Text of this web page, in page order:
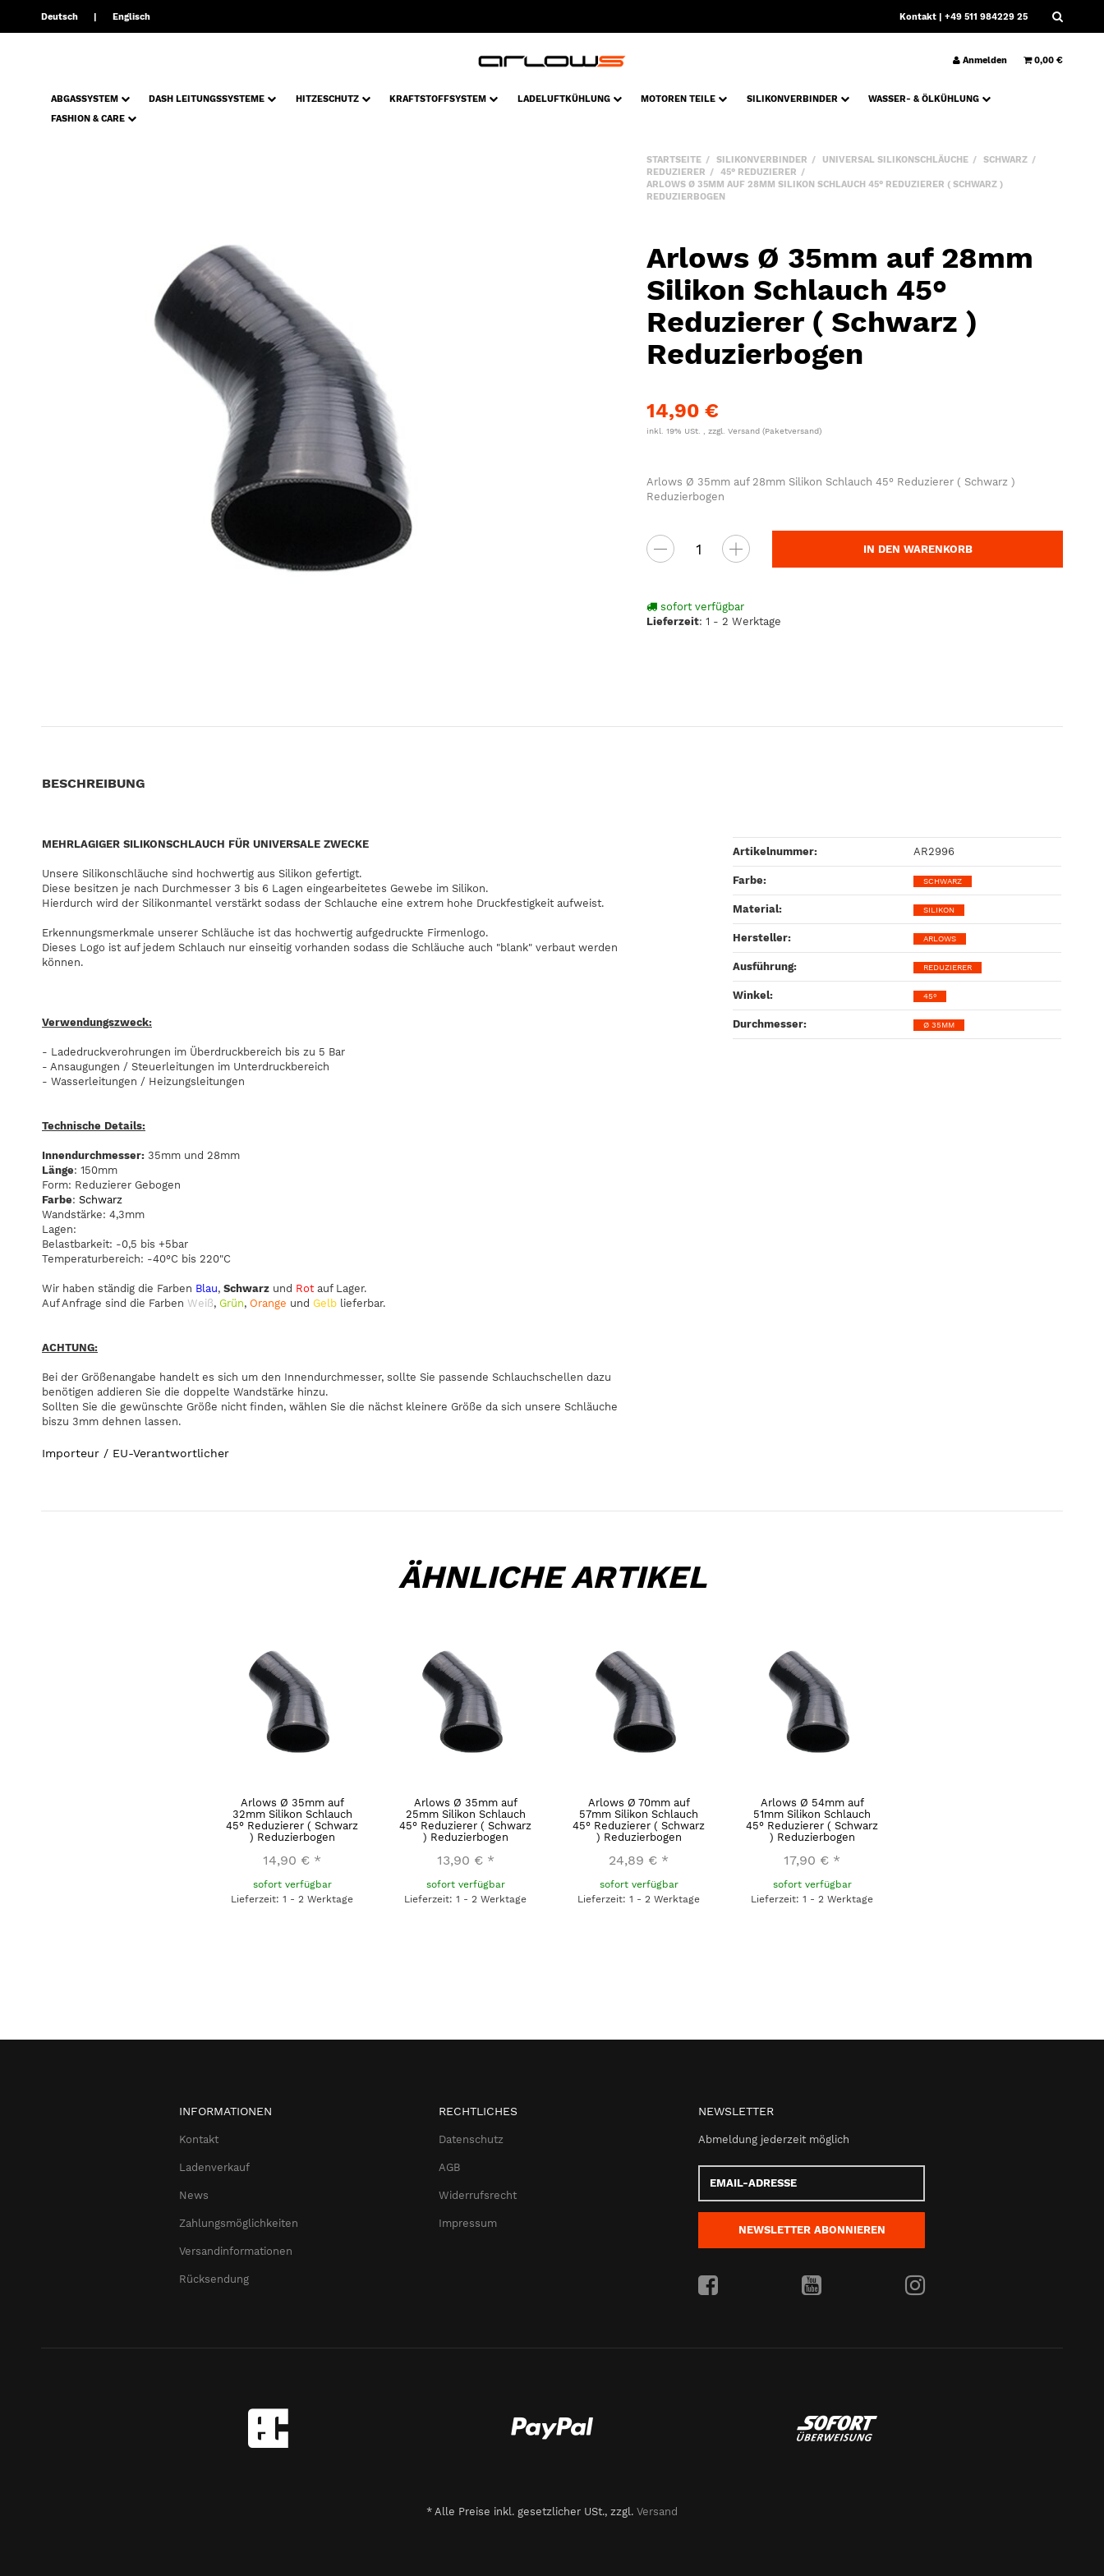
Deutsch Englisch Kontakt | +49 511 984229 25
Anmelden 0,00 €
ABGASSYSTEM DASH LEITUNGSSYSTEME HITZESCHUTZ KRAFTSTOFFSYSTEM LADELUFTKÜHLUNG MOTOREN TEILE SILIKONVERBINDER
WASSER- & ÖLKÜHLUNG
FASHION & CARE
STARTSEITE SILIKONVERBINDER UNIVERSAL SILIKONSCHLÄUCHE
SCHWARZ
REDUZIERER
45° REDUZIERER
ARLOWS Ø 35MM AUF 28MM SILIKON SCHLAUCH 45° REDUZIERER ( SCHWARZ )
REDUZIERBOGEN
Arlows Ø 35mm auf 28mm
Silikon Schlauch 45°
Reduzierer ( Schwarz )
Reduzierbogen
14,90 €
inkl. 19% USt. , zzgl.Versand(Paketversand)
Arlows Ø 35mm auf 28mm Silikon Schlauch 45° Reduzierer ( Schwarz )
Reduzierbogen
IN DEN WARENKORB
sofort verfügbar
Lieferzeit:1 - 2 Werktage
BESCHREIBUNG
MEHRLAGIGER SILIKONSCHLAUCH FÜR UNIVERSALE ZWECKE
Unsere Silikonschläuche sind hochwertig aus Silikon gefertigt.
Diese besitzen je nach Durchmesser 3 bis 6 Lagen eingearbeitetes Gewebe im Silikon.
Hierdurch wird der Silikonmantel verstärkt sodass der Schlauche eine extrem hohe Druckfestigkeit aufweist.
Erkennungsmerkmale unserer Schläuche ist das hochwertig aufgedruckte Firmenlogo.
Dieses Logo ist auf jedem Schlauch nur einseitig vorhanden sodass die Schläuche auch "blank" verbaut werden
können.
Verwendungszweck:
- Ladedruckverohrungen im Überdruckbereich bis zu 5 Bar
- Ansaugungen / Steuerleitungen im Unterdruckbereich
- Wasserleitungen / Heizungsleitungen
Technische Details:
Innendurchmesser: 35mm und 28mm
Länge: 150mm
Form: Reduzierer Gebogen
Farbe: Schwarz
Wandstärke: 4,3mm
Lagen:
Belastbarkeit: -0,5 bis +5bar
Temperaturbereich: -40°C bis 220"C
Wir haben ständig die Farben Blau, Schwarz und Rot auf Lager.
Auf Anfrage sind die Farben Weiß, Grün, Orange und Gelb lieferbar.
ACHTUNG:
Bei der Größenangabe handelt es sich um den Innendurchmesser, sollte Sie passende Schlauchschellen dazu
benötigen addieren Sie die doppelte Wandstärke hinzu.
Sollten Sie die gewünschte Größe nicht finden, wählen Sie die nächst kleinere Größe da sich unsere Schläuche
biszu 3mm dehnen lassen.
Artikelnummer: AR2996
Farbe‍: SCHWARZ
Material‍: SILIKON
Hersteller‍: ARLOWS
Ausführung‍: REDUZIERER
Winkel‍: 45°
Durchmesser‍: Ø 35MM
Importeur / EU-Verantwortlicher
ÄHNLICHE ARTIKEL
Arlows Ø 35mm auf
32mm Silikon Schlauch
45° Reduzierer ( Schwarz
) Reduzierbogen
14,90 € *
sofort verfügbar
Lieferzeit: 1 - 2 Werktage
Arlows Ø 35mm auf
25mm Silikon Schlauch
45° Reduzierer ( Schwarz
) Reduzierbogen
13,90 € *
sofort verfügbar
Lieferzeit: 1 - 2 Werktage
Arlows Ø 70mm auf
57mm Silikon Schlauch
45° Reduzierer ( Schwarz
) Reduzierbogen
24,89 € *
sofort verfügbar
Lieferzeit: 1 - 2 Werktage
Arlows Ø 54mm auf
51mm Silikon Schlauch
45° Reduzierer ( Schwarz
) Reduzierbogen
17,90 € *
sofort verfügbar
Lieferzeit: 1 - 2 Werktage
INFORMATIONEN
Kontakt
Ladenverkauf
News
Zahlungsmöglichkeiten
Versandinformationen
Rücksendung
RECHTLICHES
Datenschutz
AGB
Widerrufsrecht
Impressum
NEWSLETTER
Abmeldung jederzeit möglich
Email-
Adresse
NEWSLETTER ABONNIEREN
* Alle Preise inkl. gesetzlicher USt., zzgl. Versand